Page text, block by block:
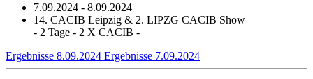
7.09.2024 - 8.09.2024
14. CACIB Leipzig & 2. LIPZG CACIB Show
- 2 Tage - 2 X CACIB -
Ergebnisse 8.09.2024 Ergebnisse 7.09.2024